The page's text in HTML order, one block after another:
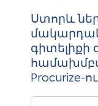
Ստորև
Procurize-